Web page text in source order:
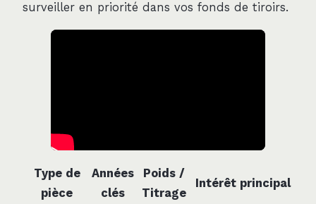
surveiller en priorité dans vos fonds de tiroirs.
Type de
pièce
Années
clés
Poids /
Titrage
Intérêt principal